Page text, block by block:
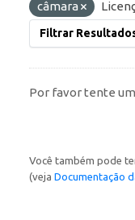
câmara
Filtrar
Por favor tente
Você também pode
(veja Documentação